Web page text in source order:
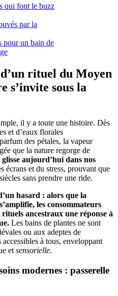
qui font le buzz
par la
pour un bain de
rituel du Moyen
s’invite sous la
il y a toute une histoire. Dès
et d’eaux florales
des pétales, la vapeur
que la nature regorge de
aujourd’hui dans nos
écrans et du stress, prouvant que
sans prendre une ride.
hasard : alors que la
les consommateurs
ancestraux une réponse à
Les bains de plantes ne sont
ou aux adeptes de
à tous, enveloppant
et sensorielle.
modernes : passerelle